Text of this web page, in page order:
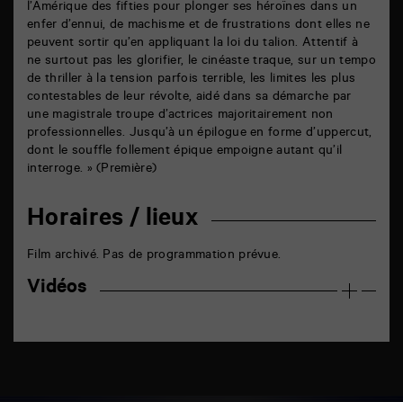
l’Amérique des fifties pour plonger ses héroïnes dans un
enfer d’ennui, de machisme et de frustrations dont elles ne
peuvent sortir qu’en appliquant la loi du talion. Attentif à
ne surtout pas les glorifier, le cinéaste traque, sur un tempo
de thriller à la tension parfois terrible, les limites les plus
contestables de leur révolte, aidé dans sa démarche par
une magistrale troupe d’actrices majoritairement non
professionnelles. Jusqu’à un épilogue en forme d’uppercut,
dont le souffle follement épique empoigne autant qu’il
interroge. » (Première)
Horaires / lieux
Film archivé. Pas de programmation prévue.
Vidéos